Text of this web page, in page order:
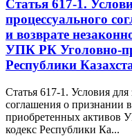
Статья 617-1.
процессуального
и возврате
УПК РК Уголовно-
Республики
Статья 617-1. Условия
соглашения о признании
приобретенных активов
кодекс Республики Ка...